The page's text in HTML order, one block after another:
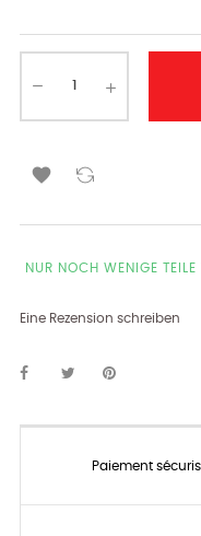

NUR NOCH WENIGE TEILE
Eine Rezension schreiben
Paiement